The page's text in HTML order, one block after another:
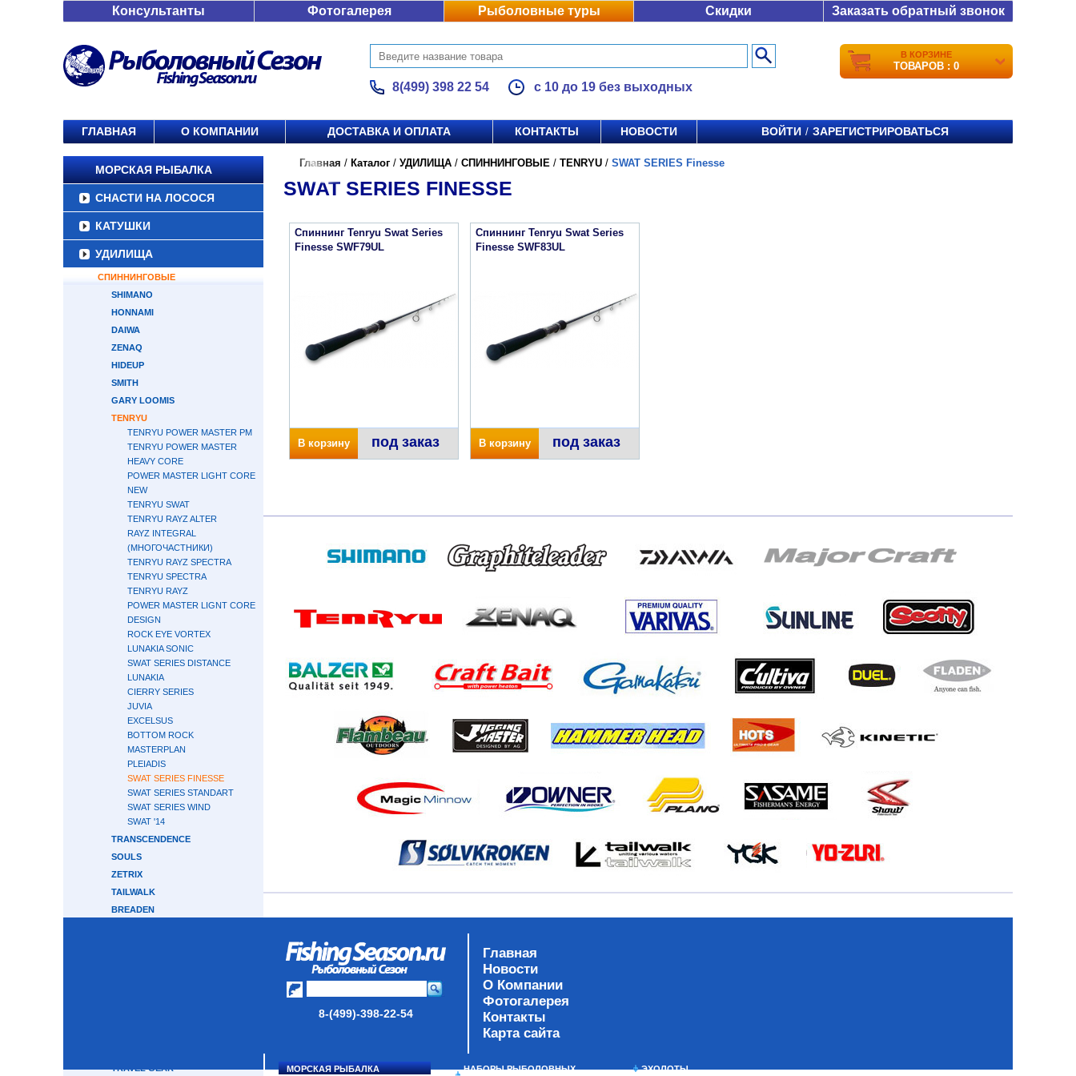
Консультанты Фотогалерея Рыболовные туры Скидки Заказать обратный звонок
8(499) 398 22 54 с 10 до 19 без выходных
В КОРЗИНЕ
ТОВАРОВ : 0
ГЛАВНАЯ О КОМПАНИИ ДОСТАВКА И ОПЛАТА КОНТАКТЫ НОВОСТИ ВОЙТИ / ЗАРЕГИСТРИРОВАТЬСЯ
МОРСКАЯ РЫБАЛКА
СНАСТИ НА ЛОСОСЯ
КАТУШКИ
УДИЛИЩА
СПИННИНГОВЫЕ
SHIMANO
HONNAMI
DAIWA
ZENAQ
HIDEUP
SMITH
GARY LOOMIS
TENRYU
TENRYU POWER MASTER PM
TENRYU POWER MASTER
HEAVY CORE
POWER MASTER LIGHT CORE
NEW
TENRYU SWAT
TENRYU RAYZ ALTER
RAYZ INTEGRAL
(МНОГОЧАСТНИКИ)
TENRYU RAYZ SPECTRA
TENRYU SPECTRA
TENRYU RAYZ
POWER MASTER LIGNT CORE
DESIGN
ROCK EYE VORTEX
LUNAKIA SONIC
SWAT SERIES DISTANCE
LUNAKIA
CIERRY SERIES
JUVIA
EXCELSUS
BOTTOM ROCK
MASTERPLAN
PLEIADIS
SWAT SERIES FINESSE
SWAT SERIES STANDART
SWAT SERIES WIND
SWAT '14
TRANSCENDENCE
SOULS
ZETRIX
TAILWALK
BREADEN
TRAVEL GEAR
Главная / Каталог / УДИЛИЩА / СПИННИНГОВЫЕ / TENRYU / SWAT SERIES Finesse
SWAT SERIES FINESSE
Спиннинг Tenryu Swat Series
Finesse SWF79UL
В корзину под заказ
Спиннинг Tenryu Swat Series
Finesse SWF83UL
В корзину под заказ
8-(499)-398-22-54
Главная
Новости
О Компании
Фотогалерея
Контакты
Карта сайта
МОРСКАЯ РЫБАЛКА
НАБОРЫ РЫБОЛОВНЫХ
ЭХОЛОТЫ